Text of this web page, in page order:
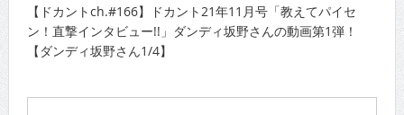
【ドカントch.#166】ドカント21年11月号「教えてパイセ
ン！直撃インタビュー!!」ダンディ坂野さんの動画第1弾！
【ダンディ坂野さん1/4】